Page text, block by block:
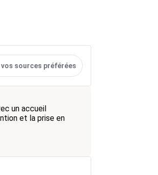
sources préférées
un accueil
et la prise en